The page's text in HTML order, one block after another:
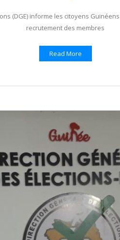
(DGE) informe les citoyens
recrutement des membres
Read More